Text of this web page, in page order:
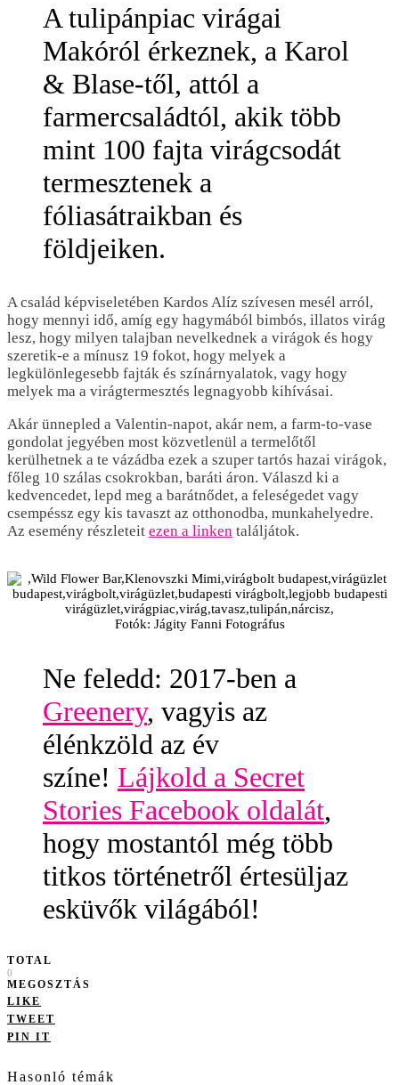
A tulipánpiac virágai
Makóról érkeznek, a Karol
& Blase-től, attól a
farmercsaládtól, akik több
mint 100 fajta virágcsodát
termesztenek a
fóliasátraikban és
földjeiken.
A család képviseletében Kardos Alíz szívesen mesél arról,
hogy mennyi idő, amíg egy hagymából bimbós, illatos virág
lesz, hogy milyen talajban nevelkednek a virágok és hogy
szeretik-e a mínusz 19 fokot, hogy melyek a
legkülönlegesebb fajták és színárnyalatok, vagy hogy
melyek ma a virágtermesztés legnagyobb kihívásai.
Akár ünnepled a Valentin-napot, akár nem, a farm-to-vase
gondolat jegyében most közvetlenül a termelőtől
kerülhetnek a te vázádba ezek a szuper tartós hazai virágok,
főleg 10 szálas csokrokban, baráti áron. Válaszd ki a
kedvencedet, lepd meg a barátnődet, a feleségedet vagy
csempéssz egy kis tavaszt az otthonodba, munkahelyedre.
Az esemény részleteit ezen a linken találjátok.
Fotók: Jágity Fanni Fotográfus
Ne feledd: 2017-ben a
Greenery, vagyis az
élénkzöld az év
színe! Lájkold a Secret
Stories Facebook oldalát,
hogy mostantól még több
titkos történetről értesüljaz
esküvők világából!
TOTAL
0
MEGOSZTÁS
LIKE
TWEET
PIN IT
Hasonló témák